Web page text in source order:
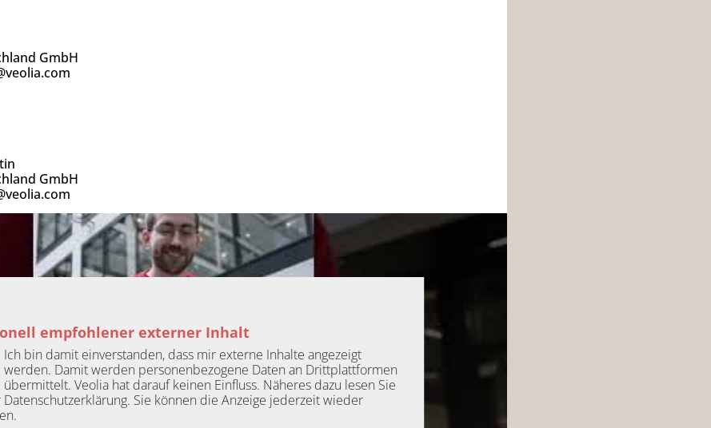
GmbH
GmbH
empfohlener externer Inhalt
Ich bin damit einverstanden, dass mir externe Inhalte angezeigt
werden. Damit werden personenbezogene Daten an Drittplattformen
übermittelt. Veolia hat darauf keinen Einfluss. Näheres dazu lesen Sie
Datenschutzerklärung. Sie können die Anzeige jederzeit wieder